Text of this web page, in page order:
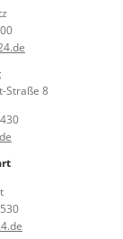
Straße 8